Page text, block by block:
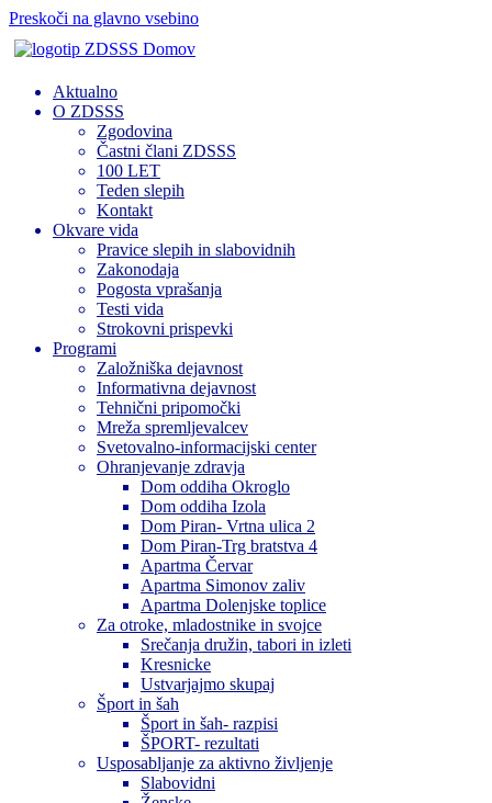
Preskoči na glavno vsebino
Domov
Aktualno
O ZDSSS
Zgodovina
Častni člani ZDSSS
100 LET
Teden slepih
Kontakt
Okvare vida
Pravice slepih in slabovidnih
Zakonodaja
Pogosta vprašanja
Testi vida
Strokovni prispevki
Programi
Založniška dejavnost
Informativna dejavnost
Tehnični pripomočki
Mreža spremljevalcev
Svetovalno-informacijski center
Ohranjevanje zdravja
Dom oddiha Okroglo
Dom oddiha Izola
Dom Piran- Vrtna ulica 2
Dom Piran-Trg bratstva 4
Apartma Červar
Apartma Simonov zaliv
Apartma Dolenjske toplice
Za otroke, mladostnike in svojce
Srečanja družin, tabori in izleti
Kresnicke
Ustvarjajmo skupaj
Šport in šah
Šport in šah- razpisi
ŠPORT- rezultati
Usposabljanje za aktivno življenje
Slabovidni